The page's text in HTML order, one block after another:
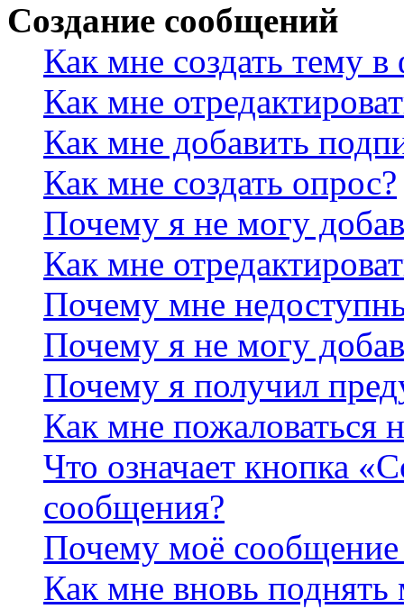
Создание сообщений
Как мне создать тему
Как мне
Как мне добавить
Как мне создать опрос?
Почему я не могу
Как мне
Почему мне
Почему я не могу
Почему я получил
Как мне пожаловаться
Что означает кнопка
сообщения?
Почему моё сообщение
Как мне вновь